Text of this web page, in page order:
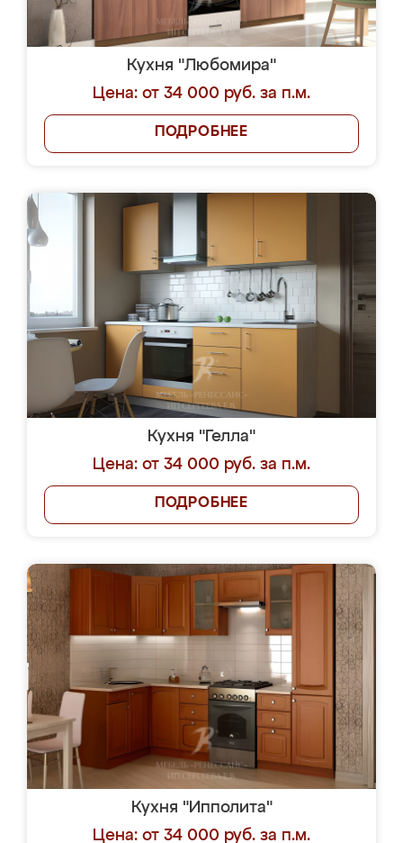
Кухня "Любомира"
Цена: от 34 000 руб. за п.м.
ПОДРОБНЕЕ
Кухня "Гелла"
Цена: от 34 000 руб. за п.м.
ПОДРОБНЕЕ
Кухня "Ипполита"
Цена: от 34 000 руб. за п.м.